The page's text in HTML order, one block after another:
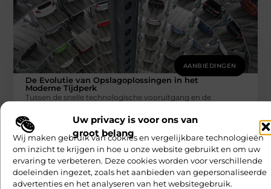
Uw privacy is voor ons van
groot belang
Wij maken gebruik van cookies en vergelijkbare technologieën
om inzicht te krijgen in hoe u onze website gebruikt en om uw
ervaring te verbeteren. Deze cookies worden voor verschillende
doeleinden ingezet, zoals het aanbieden van gepersonaliseerde
advertenties en het analyseren van het websitegebruik.
AANBIEDINGEN
De Evolutie van Opslagoplossingen in het
Moderne Tijdperk
Tussen de snelle technologische vooruitgang en de
als zakelijke sfeer, is de
Nationale Carriere Check